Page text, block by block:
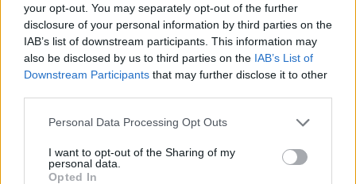
your opt-out. You may separately opt-out of the further
disclosure of your personal information by third parties on the
IAB’s list of downstream participants. This information may
also be disclosed by us to third parties on the IAB’s List of
Downstream Participants that may further disclose it to other
Personal Data Processing Opt Outs
I want to opt-out of the Sharing of my
personal data.
Opted In
Alpha Bank: Για πρώτη φορά το Αρχαίο Θέατρο Επιδαύρου άνοιξε τις
πύλες του σε όλους
ΠΕΡΙΣΣΌΤΕΡΑ ΣΕ ΑΥΤΉ ΤΗΝ ΚΑΤΗΓΟΡΊΑ